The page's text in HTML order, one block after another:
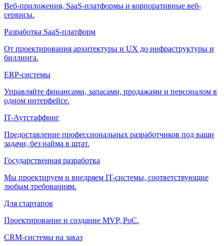
Веб-приложения, SaaS-платформы и корпоративные веб-
сервисы.
Разработка SaaS-платформ
От проектирования архитектуры и UX до инфраструктуры и
биллинга.
ERP-системы
Управляйте финансами, запасами, продажами и персоналом в
одном интерфейсе.
IT-Аутстаффинг
Предоставление профессиональных разработчиков под ваши
задачи, без найма в штат.
Государственная разработка
Мы проектируем и внедряем IT-системы, соответствующие
любым требованиям.
Для стартапов
Проектирование и создание MVP, PoC.
CRM-системы на заказ